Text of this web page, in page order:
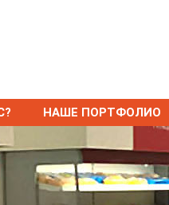
НАШЕ ПОРТФОЛИО